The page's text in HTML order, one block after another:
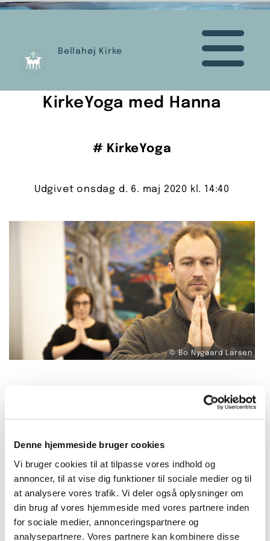
Denne hjemmeside bruger cookies
Vi bruger cookies til at tilpasse vores indhold og
annoncer, til at vise dig funktioner til sociale medier og til
at analysere vores trafik. Vi deler også oplysninger om
din brug af vores hjemmeside med vores partnere inden
for sociale medier, annonceringspartnere og
analysepartnere. Vores partnere kan kombinere disse
Bellahøj Kirke
KirkeYoga med Hanna
# KirkeYoga
Udgivet onsdag d. 6. maj 2020 kl. 14:40
© Bo Nygaard Larsen
Yoga hjælper dig til at være til stede i
nuet, forbinde dig med øjeblikket og være